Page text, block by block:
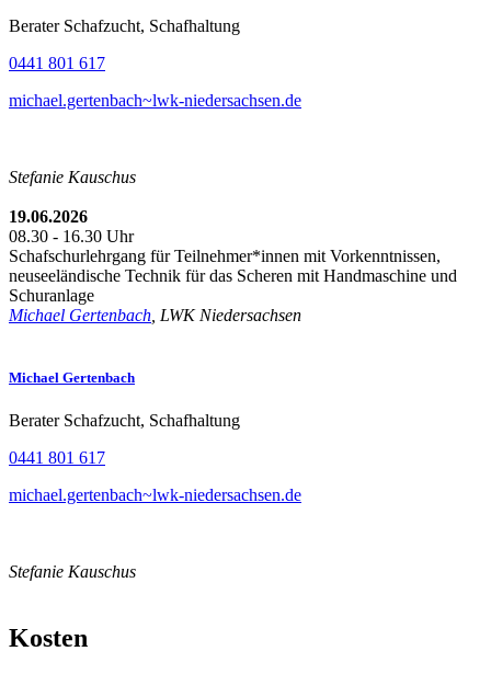
Berater Schafzucht, Schafhaltung
0441 801 617
michael.gertenbach~lwk-niedersachsen.de
Stefanie Kauschus
19.06.2026
08.30 - 16.30 Uhr
Schafschurlehrgang für Teilnehmer*innen mit Vorkenntnissen,
neuseeländische Technik für das Scheren mit Handmaschine und
Schuranlage
Michael Gertenbach , LWK Niedersachsen
Michael Gertenbach
Berater Schafzucht, Schafhaltung
0441 801 617
michael.gertenbach~lwk-niedersachsen.de
Stefanie Kauschus
Kosten